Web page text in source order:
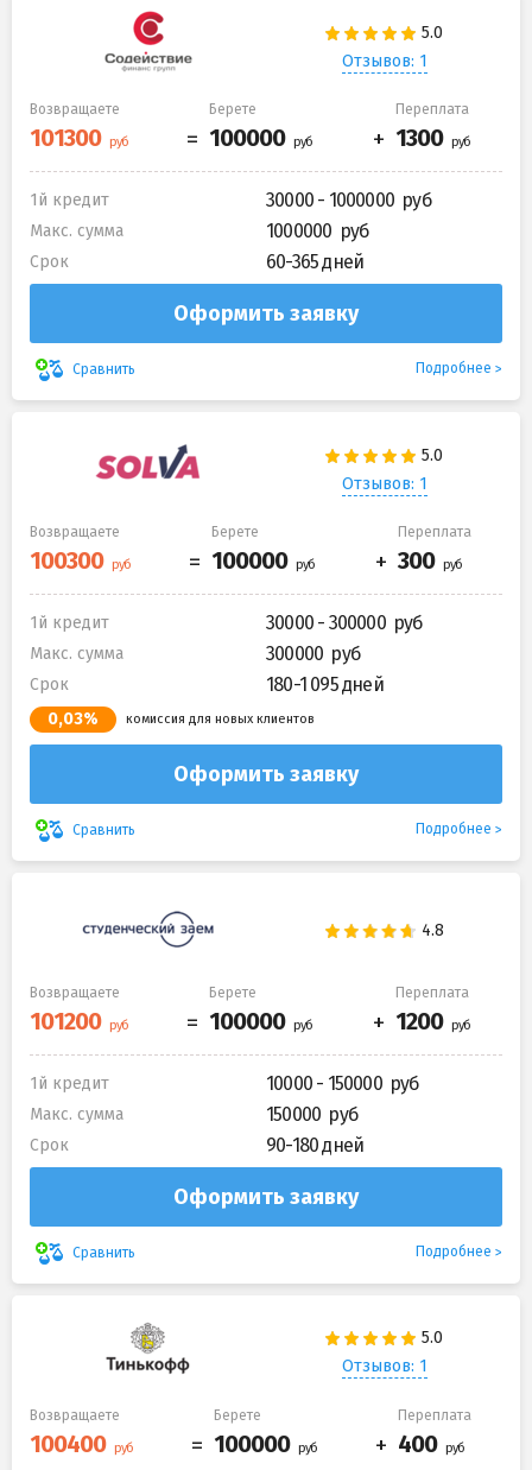
Отзывов: 1
Возвращаете Берете Переплата
1й кредит 30000 - 1000000
Макс. сумма 1000000
Срок 60-365 дней
Оформить заявку
Сравнить Подробнее
Отзывов: 1
Возвращаете Берете Переплата
1й кредит 30000 - 300000
Макс. сумма 300000
Срок 180-1 095 дней
0,03% комиссия для новых клиентов
Оформить заявку
Сравнить Подробнее
Возвращаете Берете Переплата
1й кредит 10000 - 150000
Макс. сумма 150000
Срок 90-180 дней
Оформить заявку
Сравнить Подробнее
Отзывов: 1
Возвращаете Берете Переплата